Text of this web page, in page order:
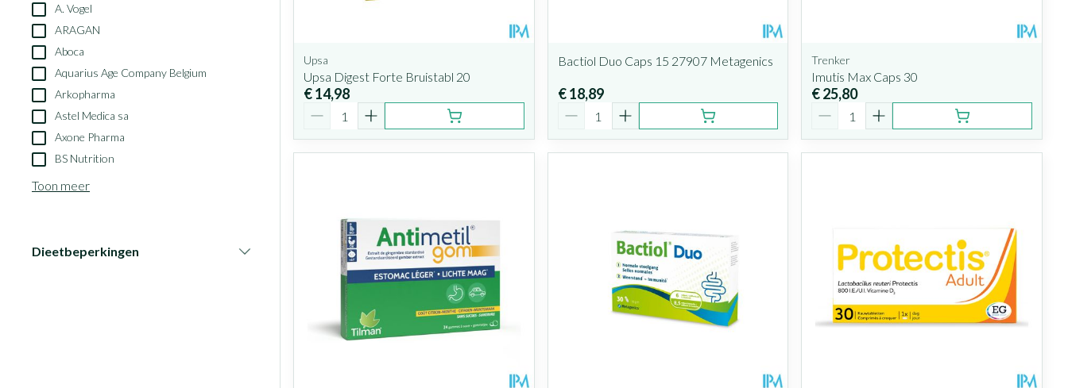
A. Vogel
ARAGAN
Aboca
Aquarius Age Company Belgium
Arkopharma
Astel Medica sa
Axone Pharma
BS Nutrition
Toon meer
Dieetbeperkingen
Upsa
Upsa Digest Forte Bruistabl 20
€ 14,98
Bactiol Duo Caps 15 27907 Metagenics
€ 18,89
Trenker
Imutis Max Caps 30
€ 25,80